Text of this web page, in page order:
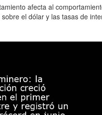
afecta al
el dólar y las tasas de